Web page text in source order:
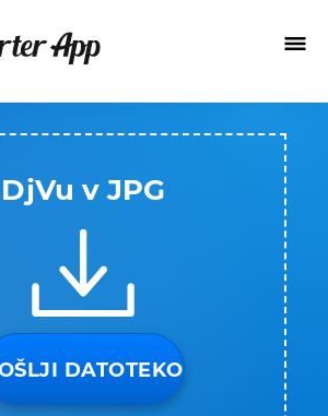
DjVu v JPG
DATOTEKO